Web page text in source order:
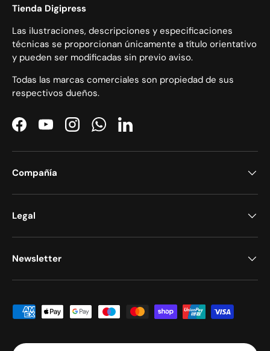
Tienda Digipress
Las ilustraciones, descripciones y especificaciones
técnicas se proporcionan únicamente a título orientativo
y pueden ser modificadas sin previo aviso.
Todas las marcas comerciales son propiedad de sus
respectivos dueños.
FacebookYouTubeInstagramWhatsAppLinkedIn
Compañía
Legal
Newsletter
Formas de pago aceptadas
País/Región